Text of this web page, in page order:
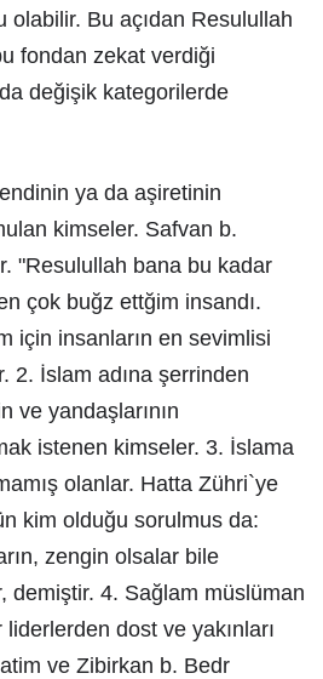
olabilir. Bu açıdan Resulullah
fondan zekat verdiği
değişik kategorilerde
ya da aşiretinin
kimseler. Safvan b.
"Resulullah bana bu kadar
çok buğz ettğim insandı.
için insanların en sevimlisi
2. İslam adına şerrinden
ve yandaşlarının
istenen kimseler. 3. İslama
olanlar. Hatta Zühri`ye
kim olduğu sorulmus da:
zengin olsalar bile
demiştir. 4. Sağlam müslüman
dost ve yakınları
ve Zibirkan b. Bedr